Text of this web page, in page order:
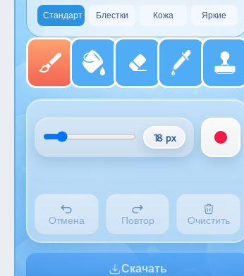
Стандарт Блестки Кожа Яркие
18 px
Отмена Повтор Очистить
Скачать